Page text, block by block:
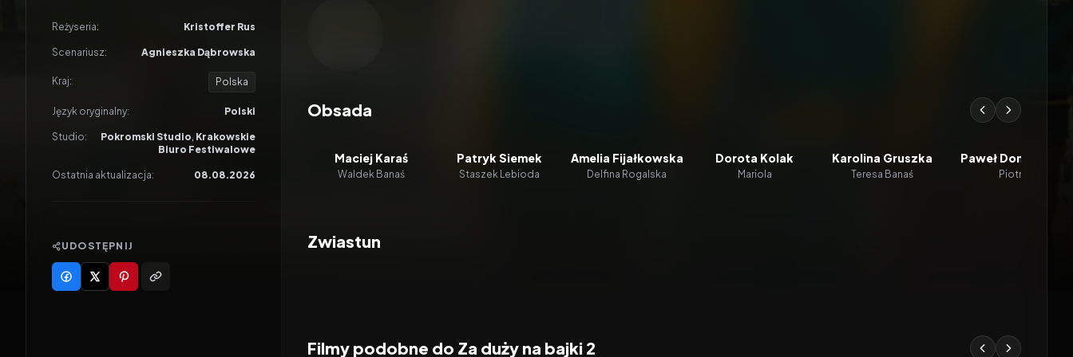
Reżyseria: Kristoffer Rus
Scenariusz: Agnieszka Dąbrowska
Kraj: Polska
Język oryginalny: Polski
Studio: Pokromski Studio, Krakowskie
Biuro Festiwalowe
Ostatnia aktualizacja: 08.08.2026
UDOSTĘPNIJ
Obsada
Maciej Karaś
Waldek Banaś
Patryk Siemek
Staszek Lebioda
Amelia Fijałkowska
Delfina Rogalska
Dorota Kolak
Mariola
Karolina Gruszka
Teresa Banaś
Paweł Domagała
Piotr
Zwiastun
Filmy podobne do Za duży na bajki 2